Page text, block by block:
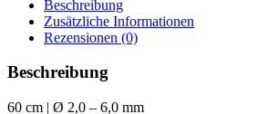
Beschreibung
Zusätzliche Informationen
Rezensionen (0)
Beschreibung
60 cm | Ø 2,0 – 6,0 mm